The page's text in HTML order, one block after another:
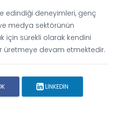
edindiği deneyimleri, genç
medya sektörünün
için sürekli olarak kendini
üretmeye devam etmektedir.
LINKEDIN